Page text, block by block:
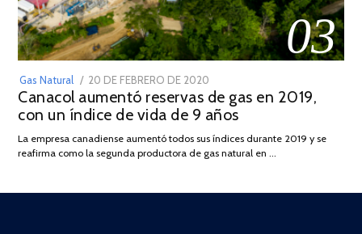
03
Gas Natural
POSTED
ON
20 DE FEBRERO DE 2020
DE
JULIO
2025
Canacol aumentó reservas de gas en 2019,
con un índice de vida de 9 años
La empresa canadiense aumentó todos sus índices durante 2019 y se
reafirma como la segunda productora de gas natural en …